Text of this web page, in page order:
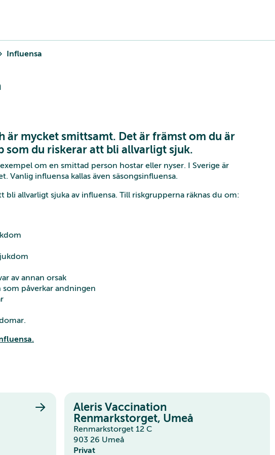
Influensa
är mycket smittsamt. Det är främst om du är
du riskerar att bli allvarligt sjuk.
om en smittad person hostar eller nyser. I Sverige är
Vanlig influensa kallas även säsongsinfluensa.
bli allvarligt sjuka av influensa. Till riskgrupperna räknas du om:
av annan orsak
påverkar andningen
Aleris Vaccination
Renmarkstorget, Umeå
Renmarkstorget 12 C
903 26 Umeå
Privat